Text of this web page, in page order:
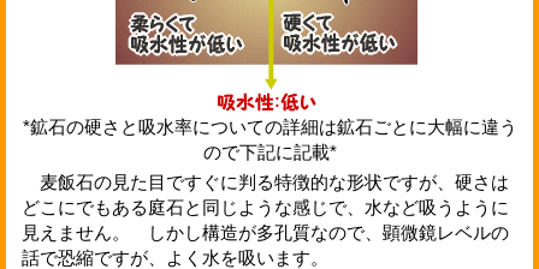
*鉱石の硬さと吸水率についての詳細は鉱石ごとに大幅に違う
ので下記に記載*
麦飯石の見た目ですぐに判る特徴的な形状ですが、硬さは
どこにでもある庭石と同じような感じで、水など吸うように
見えません。 しかし構造が多孔質なので、顕微鏡レベルの
話で恐縮ですが、よく水を吸います。